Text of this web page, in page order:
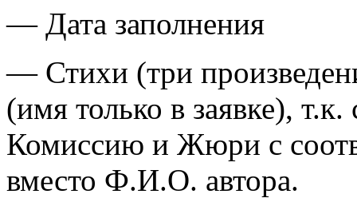
— Дата заполнения
— Стихи (три
(имя только в заявке),
Комиссию и Жюри с
вместо Ф.И.О. автора.